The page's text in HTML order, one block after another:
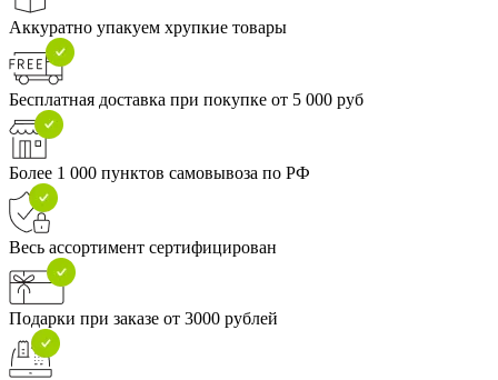
Аккуратно упакуем хрупкие товары
Бесплатная доставка при покупке от 5 000 руб
Более 1 000 пунктов самовывоза по РФ
Весь ассортимент сертифицирован
Подарки при заказе от 3000 рублей